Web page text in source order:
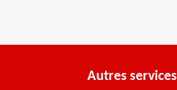
Autres services